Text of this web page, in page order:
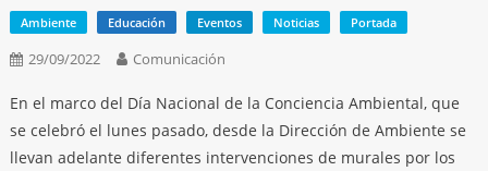
Ambiente Educación Eventos Noticias Portada
29/09/2022 Comunicación
En el marco del Día Nacional de la Conciencia Ambiental, que
se celebró el lunes pasado, desde la Dirección de Ambiente se
llevan adelante diferentes intervenciones de murales por los